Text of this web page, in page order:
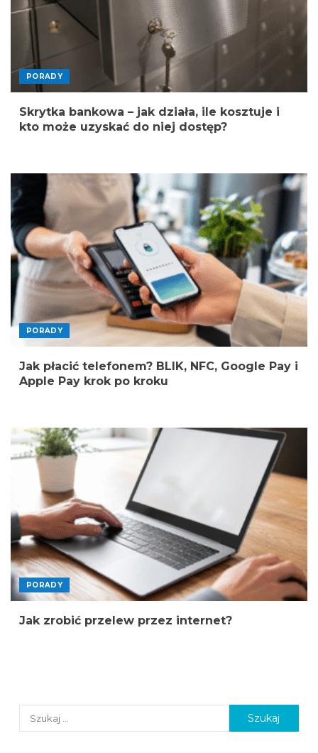
PORADY
Skrytka bankowa – jak działa, ile kosztuje i
kto może uzyskać do niej dostęp?
PORADY
Jak płacić telefonem? BLIK, NFC, Google Pay i
Apple Pay krok po kroku
PORADY
Jak zrobić przelew przez internet?